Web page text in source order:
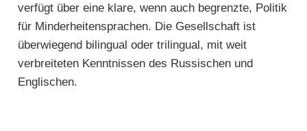
verfügt über eine klare, wenn auch begrenzte, Politik
für Minderheitensprachen. Die Gesellschaft ist
überwiegend bilingual oder trilingual, mit weit
verbreiteten Kenntnissen des Russischen und
Englischen.